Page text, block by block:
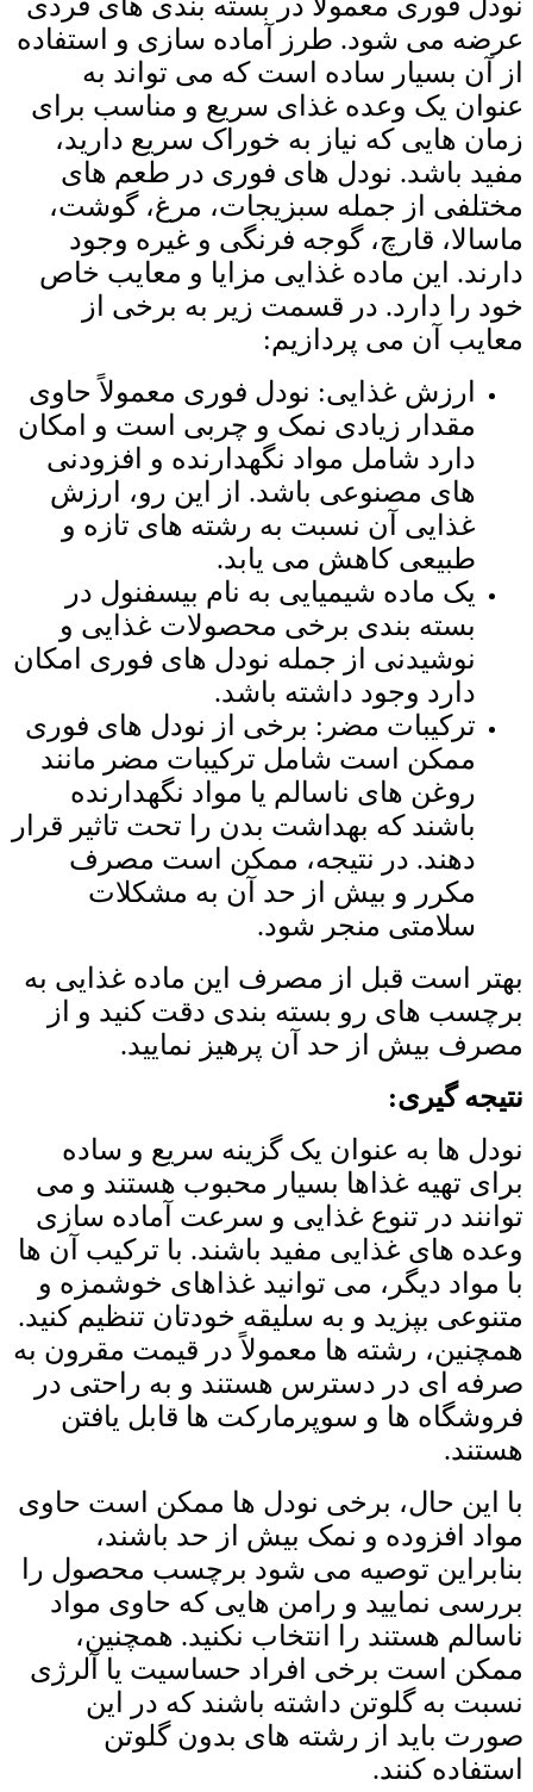
عرضه می ‌شود. طرز آماده سازی و استفاده
از آن بسیار ساده است که می ‌تواند به
عنوان یک وعده غذای سریع و مناسب برای
زمان ‌هایی که نیاز به خوراک سریع دارید،
مفید باشد. نودل های فوری در طعم های
مختلفی از جمله سبزیجات، مرغ، گوشت،
ماسالا، قارچ، گوجه فرنگی و غیره وجود
دارند. این ماده غذایی مزایا و معایب خاص
خود را دارد. در قسمت زیر به برخی از
معایب آن می ‌پردازیم:
ارزش غذایی: نودل فوری معمولاً حاوی
مقدار زیادی نمک و چربی است و امکان
دارد شامل مواد نگهدارنده و افزودنی
‌های مصنوعی باشد. از این رو، ارزش
غذایی آن نسبت به رشته‌ های تازه و
طبیعی کاهش می ‌یابد.
یک ماده شیمیایی به نام بیسفنول در
بسته‌ بندی برخی محصولات غذایی و
نوشیدنی از جمله نودل های فوری امکان
دارد وجود داشته باشد.
ترکیبات مضر: برخی از نودل ‌های فوری
ممکن است شامل ترکیبات مضر مانند
روغن‌ های ناسالم یا مواد نگهدارنده
باشند که بهداشت بدن را تحت تاثیر قرار
دهند. در نتیجه، ممکن است مصرف
مکرر و بیش از حد آن به مشکلات
سلامتی منجر شود.
بهتر است قبل از مصرف این ماده غذایی به
برچسب های رو بسته بندی دقت کنید و از
مصرف بیش از حد آن پرهیز نمایید.
نتیجه ‌گیری:
نودل ‌ها به عنوان یک گزینه سریع و ساده
برای تهیه غذاها بسیار محبوب هستند و می
‌توانند در تنوع غذایی و سرعت آماده‌ سازی
وعده ‌های غذایی مفید باشند. با ترکیب آن ها
با مواد دیگر، می ‌توانید غذاهای خوشمزه و
متنوعی بپزید و به سلیقه خودتان تنظیم کنید.
همچنین، رشته ‌ها معمولاً در قیمت مقرون به
صرفه‌ ای در دسترس هستند و به راحتی در
فروشگاه ‌ها و سوپرمارکت‌ ها قابل یافتن
هستند.
با این حال، برخی نودل‌ ها ممکن است حاوی
مواد افزوده و نمک بیش از حد باشند،
بنابراین توصیه می ‌شود برچسب محصول را
بررسی نمایید و رامن هایی که حاوی مواد
ناسالم هستند را انتخاب نکنید. همچنین،
ممکن است برخی افراد حساسیت یا آلرژی
نسبت به گلوتن داشته باشند که در این
صورت باید از رشته ‌های بدون گلوتن
استفاده کنند.